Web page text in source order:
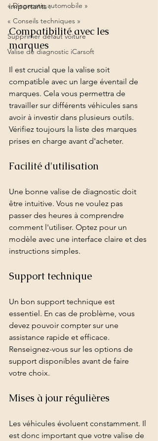
« Diagnostic automobile »
« Conseils techniques »
Supprimer défaut voiture
Valise de diagnostic iCarsoft
importants :
Compatibilité avec les
marques
Il est crucial que la valise soit
compatible avec un large éventail de
marques. Cela vous permettra de
travailler sur différents véhicules sans
avoir à investir dans plusieurs outils.
Vérifiez toujours la liste des marques
prises en charge avant d'acheter.
Facilité d'utilisation
Une bonne valise de diagnostic doit
être intuitive. Vous ne voulez pas
passer des heures à comprendre
comment l'utiliser. Optez pour un
modèle avec une interface claire et des
instructions simples.
Support technique
Un bon support technique est
essentiel. En cas de problème, vous
devez pouvoir compter sur une
assistance rapide et efficace.
Renseignez-vous sur les options de
support disponibles avant de faire
votre choix.
Mises à jour régulières
Les véhicules évoluent constamment. Il
est donc important que votre valise de